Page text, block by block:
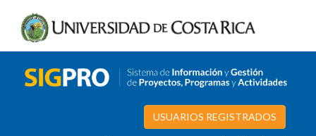
USUARIOS REGISTRADOS